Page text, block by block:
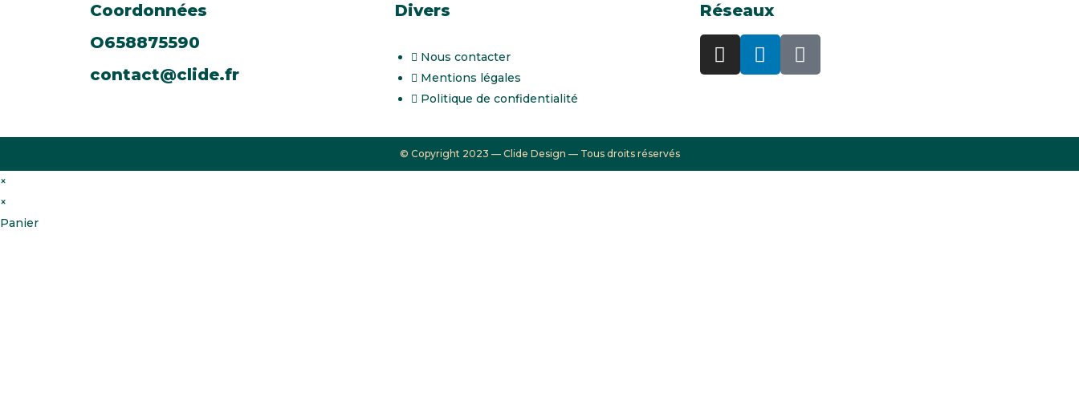
Coordonnées
O658875590
contact@clide.fr
Divers
Nous contacter
Mentions légales
Politique de confidentialité
Réseaux
© Copyright 2023 — Clide Design — Tous droits réservés
×
×
Panier